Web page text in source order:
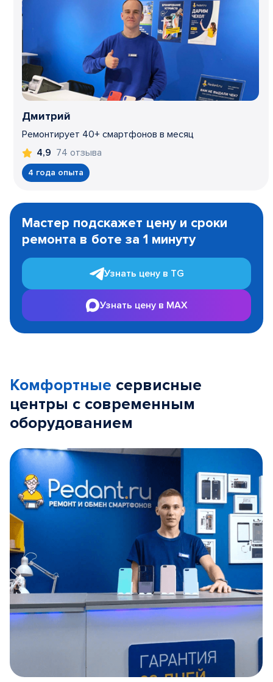
Дмитрий
Ремонтирует 40+ смартфонов в месяц
4,9 74 отзыва
4 года опыта
1
Мастер подскажет цену и сроки
ремонта в боте за 1 минуту
Узнать цену в TG
Узнать цену в MAX
Комфортные сервисные
центры с современным
оборудованием